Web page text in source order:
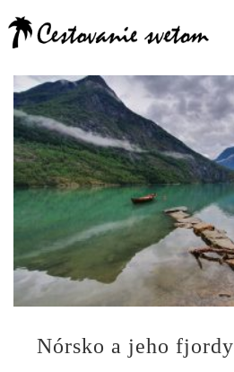
DOVOLENKY Cestujte s nami
VAŠE PRÍSPEVKY Inšpirujte sa
TIPY NA VÝLETY Kde vycestovať
NÁVODY Pomoc pri rezervácii
Nórsko a jeho fjordy